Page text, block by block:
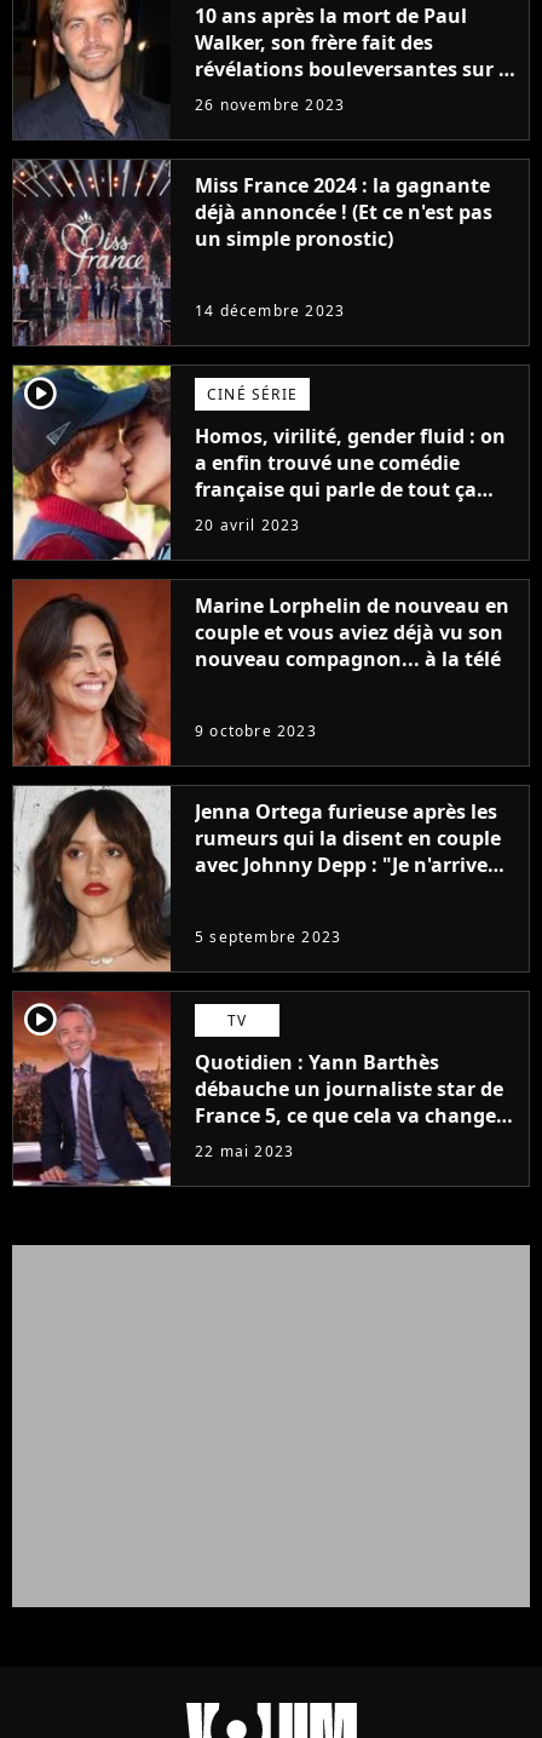
10 ans après la mort de Paul
Walker, son frère fait des
révélations bouleversantes sur la
réaction des acteurs de Fast and
26 novembre 2023
Miss France 2024 : la gagnante
déjà annoncée ! (Et ce n'est pas
un simple pronostic)
14 décembre 2023
player2 CINÉ SÉRIE
Homos, virilité, gender fluid : on
a enfin trouvé une comédie
française qui parle de tout ça
sans être super ringarde
20 avril 2023
Marine Lorphelin de nouveau en
couple et vous aviez déjà vu son
nouveau compagnon... à la télé
9 octobre 2023
Jenna Ortega furieuse après les
rumeurs qui la disent en couple
avec Johnny Depp : "Je n'arrive
5 septembre 2023
player2 TV
Quotidien : Yann Barthès
débauche un journaliste star de
France 5, ce que cela va changer
à la rentrée
22 mai 2023